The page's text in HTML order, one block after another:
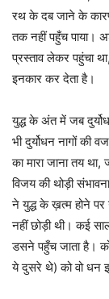
रथ के दब जाने के
तक नहीं पहुँच पाया।
प्रस्ताव लेकर पहुंचा
इनकार कर देता है।
युद्ध के अंत में जब
भी दुर्योधन नागों की
का मारा जाना तय
विजय की थोड़ी
ने युद्ध के ख़त्म होने पर
नहीं छोड़ी थी। कई
डसने पहुँच जाता है।
ये दुसरे थे) को वो धन